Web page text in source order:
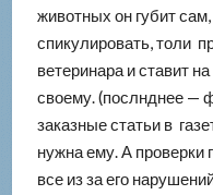
животных он губит
спикулировать, толи
ветеринара и ставит
своему. (послнднее —
заказные статьи в
нужна ему. А проверки
все из за его